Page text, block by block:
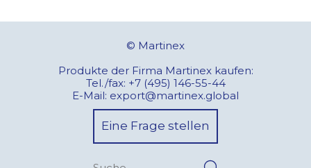
© Martinex
Produkte der Firma Martinex kaufen:
Tel./fax: +7 (495) 146-55-44
E-Mail: export@martinex.global
Eine Frage stellen